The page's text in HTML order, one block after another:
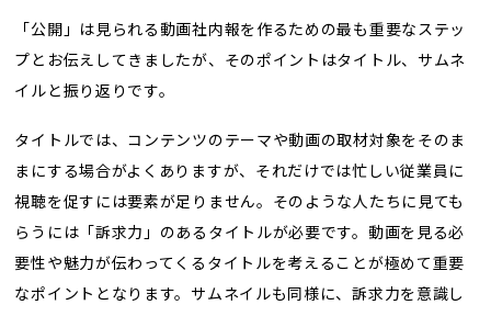
「公開」は見られる動画社内報を作るための最も重要なステッ
プとお伝えしてきましたが、そのポイントはタイトル、サムネ
イルと振り返りです。
タイトルでは、コンテンツのテーマや動画の取材対象をそのま
まにする場合がよくありますが、それだけでは忙しい従業員に
視聴を促すには要素が足りません。そのような人たちに見ても
らうには「訴求力」のあるタイトルが必要です。動画を見る必
要性や魅力が伝わってくるタイトルを考えることが極めて重要
なポイントとなります。サムネイルも同様に、訴求力を意識し